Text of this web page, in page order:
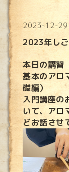
2023-12-
2023年し
本日の講習
基本のアロ
礎編）
入門講座の
いて、アロ
どお話させ